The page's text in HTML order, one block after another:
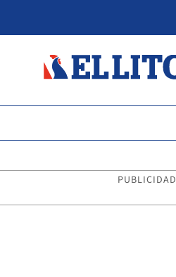
PUBLICIDAD